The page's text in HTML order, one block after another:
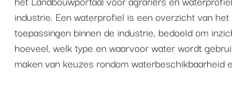
industrie. Een waterprofiel is een overzicht van
toepassingen binnen de industrie, bedoeld om
hoeveel, welk type en waarvoor water wordt
maken van keuzes rondom waterbeschikbaarheid